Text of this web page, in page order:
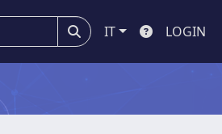
IT LOGIN